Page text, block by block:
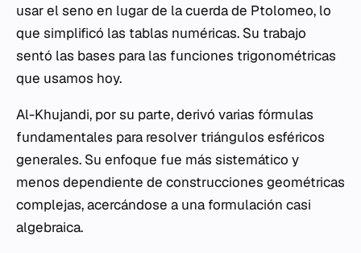
usar el seno en lugar de la cuerda de Ptolomeo, lo
que simplificó las tablas numéricas. Su trabajo
sentó las bases para las funciones trigonométricas
que usamos hoy.
Al-Khujandi, por su parte, derivó varias fórmulas
fundamentales para resolver triángulos esféricos
generales. Su enfoque fue más sistemático y
menos dependiente de construcciones geométricas
complejas, acercándose a una formulación casi
algebraica.